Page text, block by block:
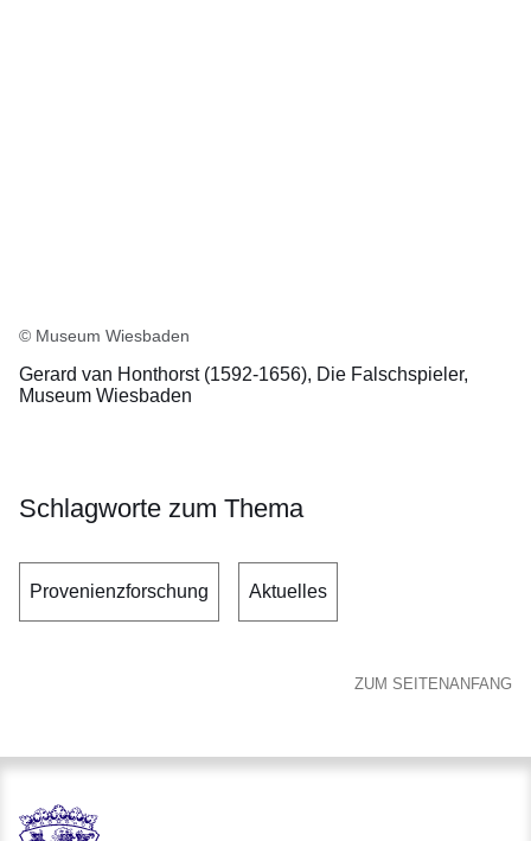
© Museum Wiesbaden
Gerard van Honthorst (1592-1656), Die Falschspieler,
Museum Wiesbaden
Schlagworte zum Thema
Provenienzforschung Aktuelles
ZUM SEITENANFANG